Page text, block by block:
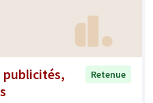
publicités,
Retenue